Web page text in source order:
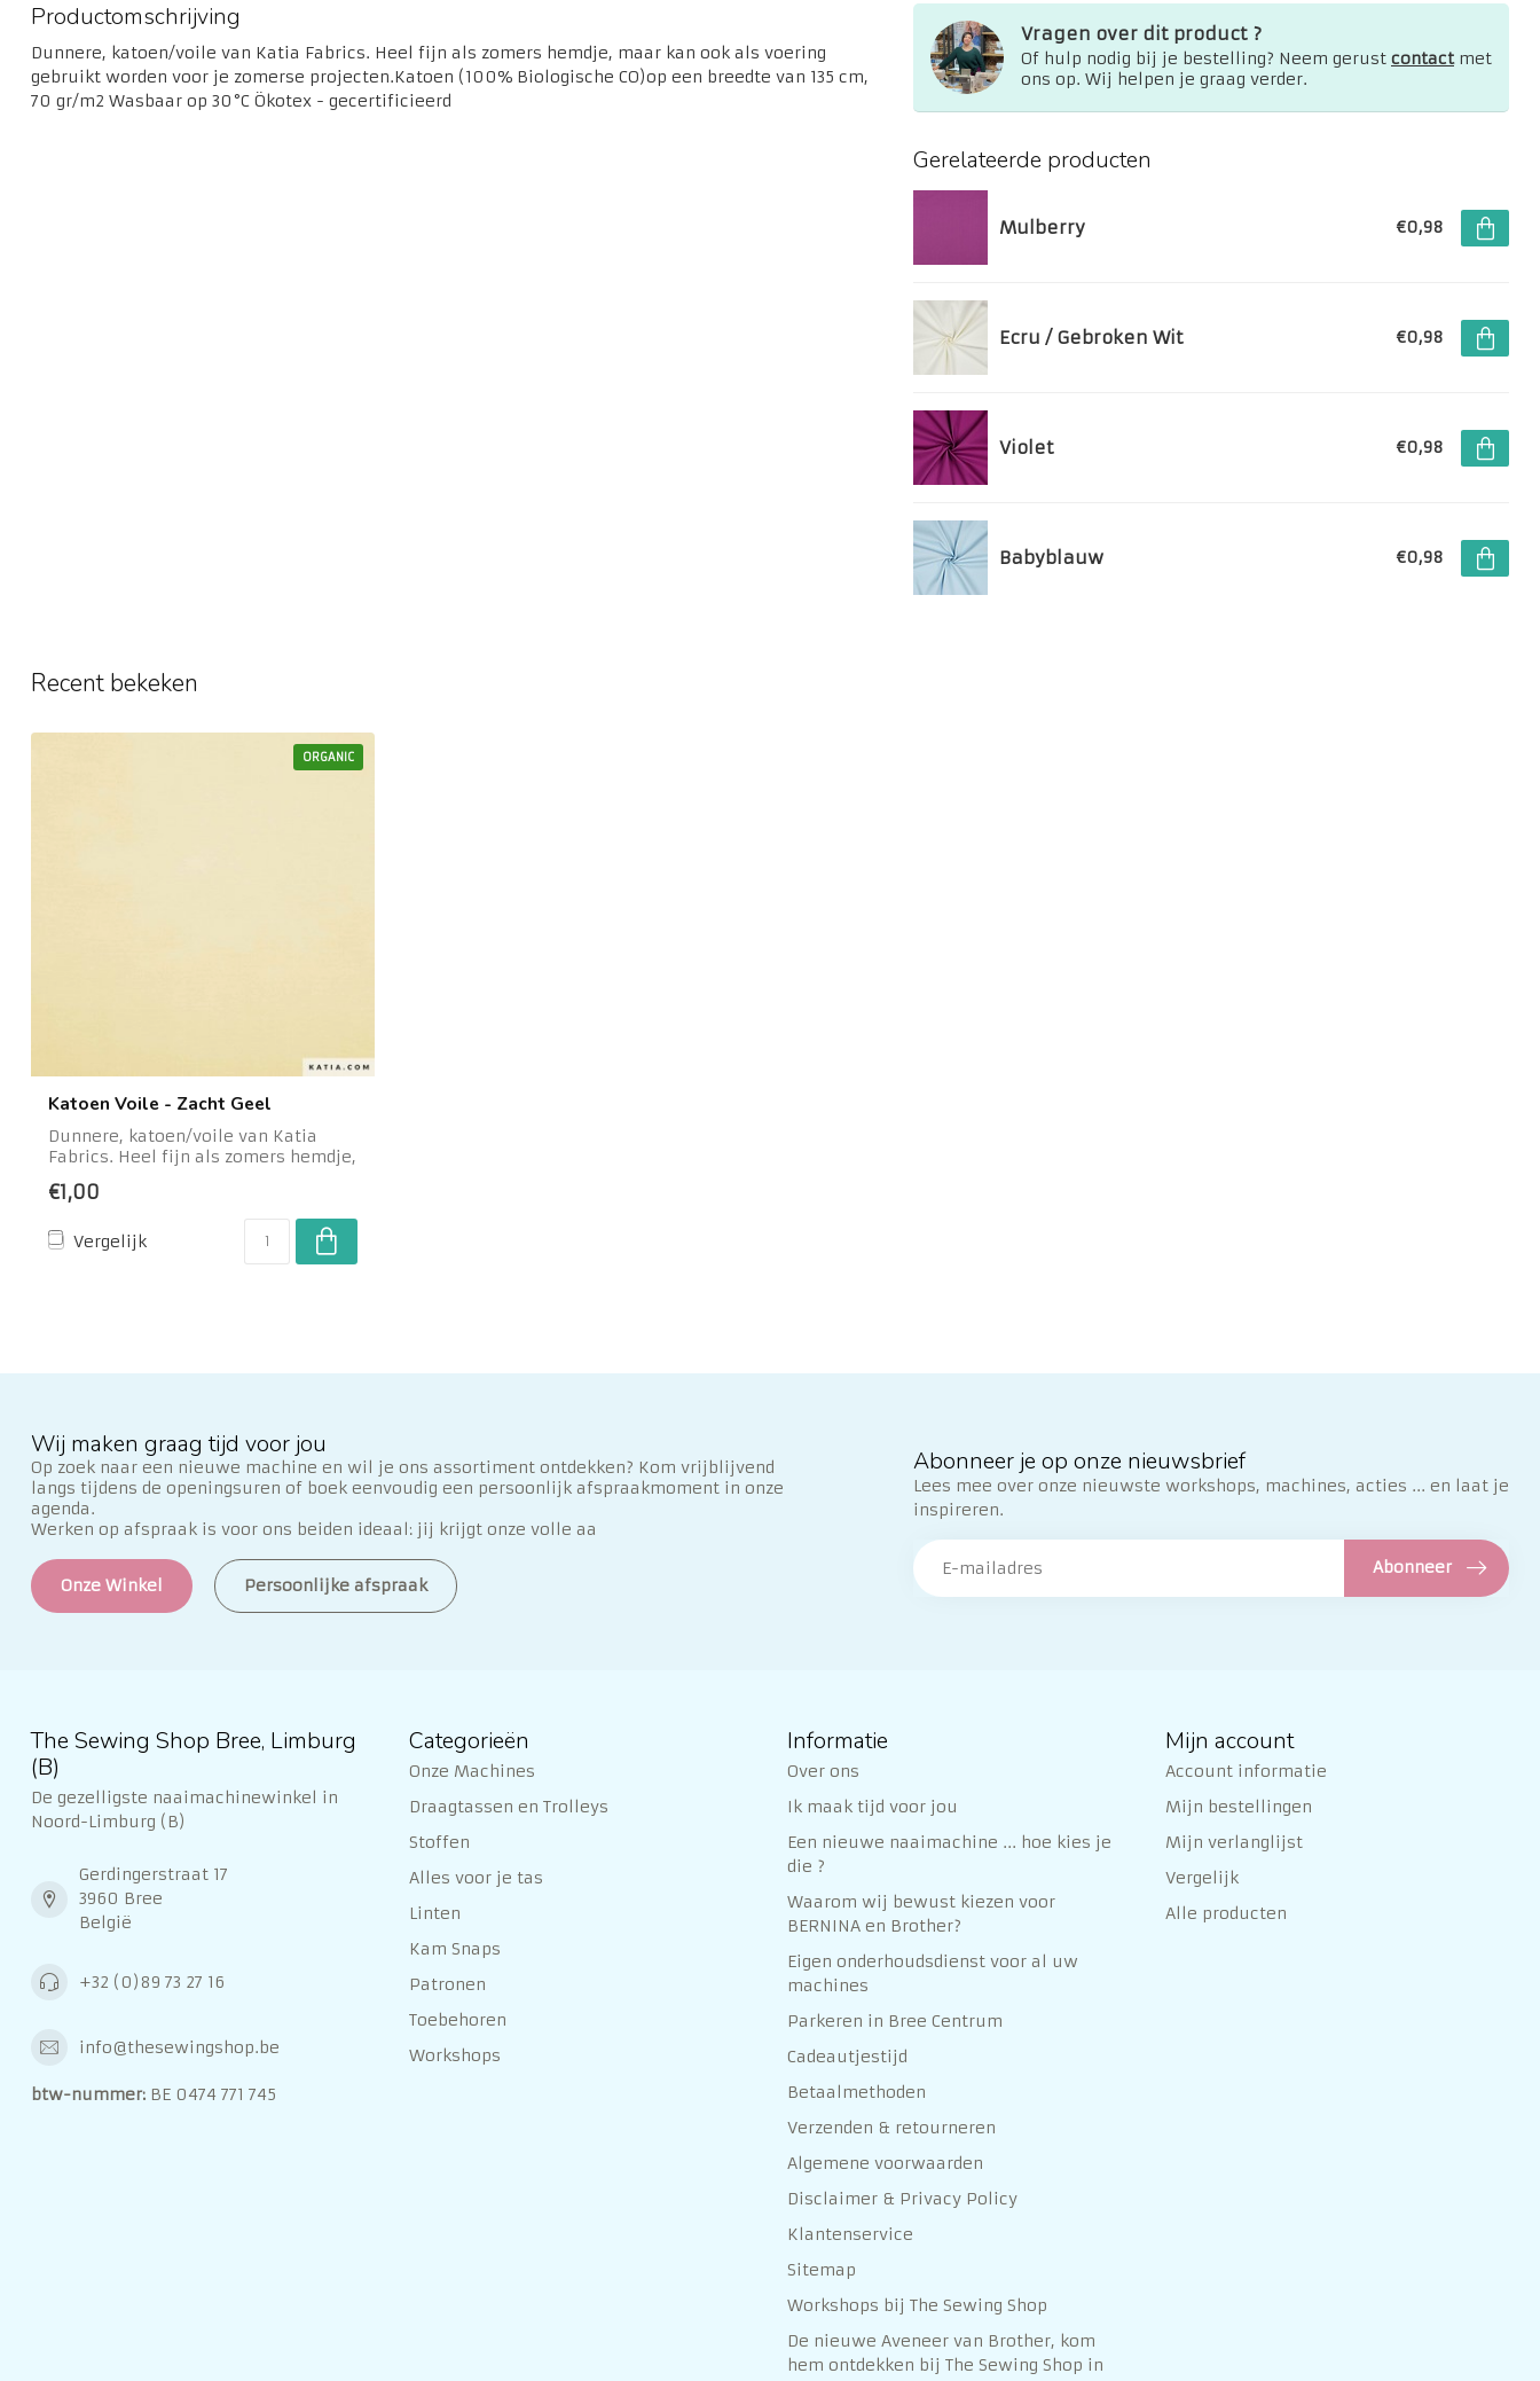
Productomschrijving
Dunnere, katoen/voile van Katia Fabrics. Heel fijn als zomers hemdje, maar kan ook als voering
gebruikt worden voor je zomerse projecten.Katoen (100% Biologische CO)op een breedte van 135 cm,
70 gr/m2 Wasbaar op 30°C Ökotex - gecertificieerd
Vragen over dit product ?
Of hulp nodig bij je bestelling? Neem gerust contactmet
ons op. Wij helpen je graag verder.
Gerelateerde producten
Mulberry €0,98
Ecru / Gebroken Wit €0,98
Violet €0,98
Babyblauw €0,98
Recent bekeken
ORGANIC
Katoen Voile - Zacht Geel
Dunnere, katoen/voile van Katia
Fabrics. Heel fijn als zomers hemdje,
€1,00
Vergelijk
Wij maken graag tijd voor jou
Op zoek naar een nieuwe machine en wil je ons assortiment ontdekken? Kom vrijblijvend
langs tijdens de openingsuren of boek eenvoudig een persoonlijk afspraakmoment in onze
agenda.
Werken op afspraak is voor ons beiden ideaal: jij krijgt onze volle aa
Onze Winkel Persoonlijke afspraak
Abonneer je op onze nieuwsbrief
Lees mee over onze nieuwste workshops, machines, acties ... en laat je
inspireren.
Abonneer
The Sewing Shop Bree, Limburg
(B)
De gezelligste naaimachinewinkel in
Noord-Limburg (B)
Gerdingerstraat 17
3960 Bree
België
+32 (0)89 73 27 16
info@thesewingshop.be
btw-nummer: BE 0474 771 745
Categorieën
Onze Machines
Draagtassen en Trolleys
Stoffen
Alles voor je tas
Linten
Kam Snaps
Patronen
Toebehoren
Workshops
Informatie
Over ons
Ik maak tijd voor jou
Een nieuwe naaimachine ... hoe kies je
die ?
Waarom wij bewust kiezen voor
BERNINA en Brother?
Eigen onderhoudsdienst voor al uw
machines
Parkeren in Bree Centrum
Cadeautjestijd
Betaalmethoden
Verzenden & retourneren
Algemene voorwaarden
Disclaimer & Privacy Policy
Klantenservice
Sitemap
Workshops bij The Sewing Shop
De nieuwe Aveneer van Brother, kom
hem ontdekken bij The Sewing Shop in
Mijn account
Account informatie
Mijn bestellingen
Mijn verlanglijst
Vergelijk
Alle producten